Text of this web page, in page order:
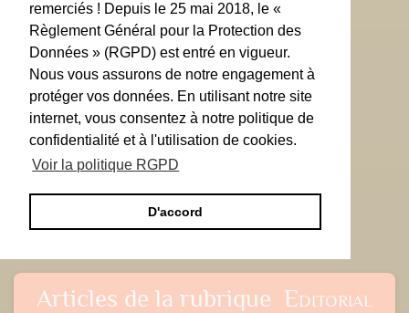
remerciés ! Depuis le 25 mai 2018, le «
Règlement Général pour la Protection des
Données » (RGPD) est entré en vigueur.
Nous vous assurons de notre engagement à
protéger vos données. En utilisant notre site
internet, vous consentez à notre politique de
confidentialité et à l'utilisation de cookies.
Voir la politique RGPD
D'accord
Articles de la rubrique Editorial